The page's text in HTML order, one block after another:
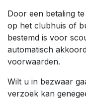
Door een betaling
op het clubhuis of
bestemd is voor
automatisch
voorwaarden.
Wilt u in bezwaar
verzoek kan